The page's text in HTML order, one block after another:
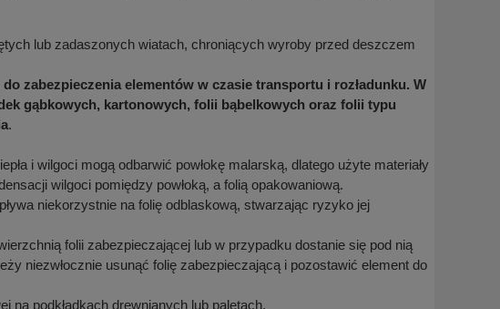
lub zadaszonych wiatach, chroniących wyroby przed deszczem
zabezpieczenia elementów w czasie transportu i rozładunku. W
gąbkowych, kartonowych, folii bąbelkowych oraz folii typu
.
i wilgoci mogą odbarwić powłokę malarską, dlatego użyte materiały
wilgoci pomiędzy powłoką, a folią opakowaniową.
niekorzystnie na folię odblaskową, stwarzając ryzyko jej
folii zabezpieczającej lub w przypadku dostanie się pod nią
niezwłocznie usunąć folię zabezpieczającą i pozostawić element do
na podkładkach drewnianych lub paletach.